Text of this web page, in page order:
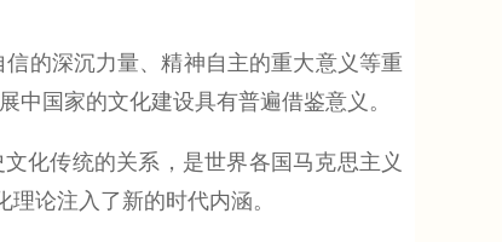
的深沉力量、精神自主的重大意义等重
国家的文化建设具有普遍借鉴意义。
化传统的关系，是世界各国马克思主义
论注入了新的时代内涵。